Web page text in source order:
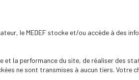
le MEDEF stocke et/ou accède à des
et la performance du site, de réaliser des
ne sont transmises à aucun tiers.